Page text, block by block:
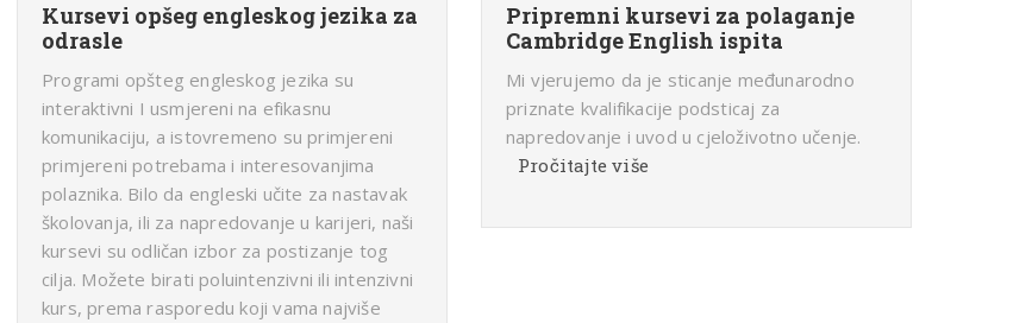
Kursevi opšeg engleskog jezika za
odrasle
Programi opšteg engleskog jezika su
interaktivni I usmjereni na efikasnu
komunikaciju, a istovremeno su primjereni
primjereni potrebama i interesovanjima
polaznika. Bilo da engleski učite za nastavak
školovanja, ili za napredovanje u karijeri, naši
kursevi su odličan izbor za postizanje tog
cilja. Možete birati poluintenzivni ili intenzivni
kurs, prema rasporedu koji vama najviše
Pripremni kursevi za polaganje
Cambridge English ispita
Mi vjerujemo da je sticanje međunarodno
priznate kvalifikacije podsticaj za
napredovanje i uvod u cjeloživotno učenje.
Pročitajte više